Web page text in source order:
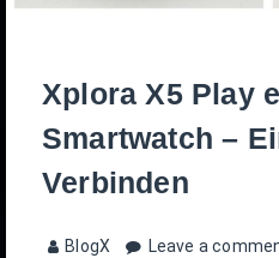
Xplora X5 Play
Smartwatch –
Verbinden
BlogX Leave a